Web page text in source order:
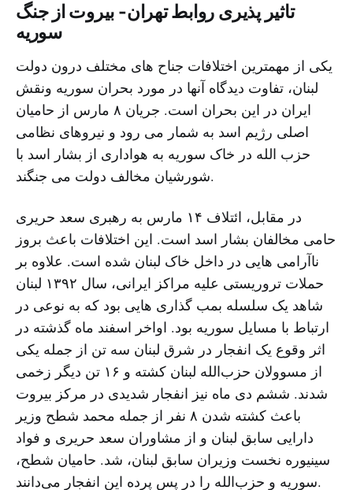
تاثیر پذیری روابط تهران- بیروت از جنگ
سوریه
یکى از مهمترین اختلافات جناح هاى مختلف درون دولت
لبنان، تفاوت دیدگاه آنها در مورد بحران سوریه ونقش
ایران در این بحران است. جریان ٨ مارس از حامیان
اصلى رژیم اسد به شمار مى رود و نیروهاى نظامى
حزب الله در خاک سوریه به هواداری از بشار اسد با
شورشیان مخالف دولت می جنگند.
در مقابل، ائتلاف ١۴ مارس به رهبری سعد حریری
حامی مخالفان بشار اسد است. این اختلافات باعث بروز
ناآرامى هایى در داخل خاک لبنان شده است. علاوه بر
حملات تروریستى علیه مراکز ایرانى، سال ١٣٩٢ لبنان
شاهد یک سلسله بمب گذارى هایى بود که به نوعى در
ارتباط با مسایل سوریه بود. اواخر اسفند ماه گذشته در
اثر وقوع یک انفجار در شرق لبنان سه تن از جمله یکی
از مسوولان حزب‌الله لبنان کشته و ۱۶ تن دیگر زخمی
شدند. ششم دی ماه نیز انفجار شدیدى در مرکز بیروت
باعث کشته شدن ٨ نفر از جمله محمد شطح وزیر
دارایى سابق لبنان و از مشاوران سعد حریرى و فواد
سینیوره نخست وزیران سابق لبنان، شد. حامیان شطح،
سوریه و حزب‌الله را در پس پرده این انفجار می‌دانند.